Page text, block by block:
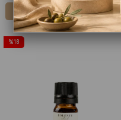
Sepete Ekle
%18